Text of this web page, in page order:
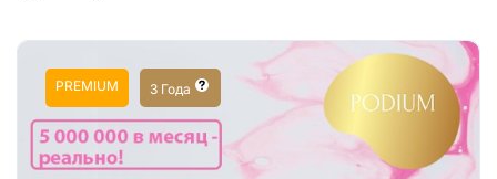
PREMIUM 3 Года